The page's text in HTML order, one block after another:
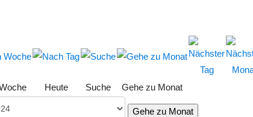
Heute Suche Gehe zu Monat
Gehe zu Monat